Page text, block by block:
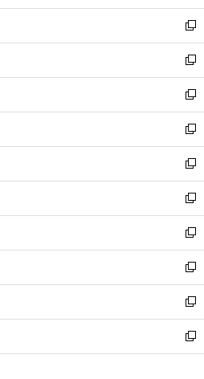
開
く
ウ
で
開
く
ン
ド
ウ
で
開
く
ウ
ィ
ン
ド
ウ
で
開
く
新
し
い
ウ
ィ
ン
ド
ウ
で
開
く
新
し
い
ウ
ィ
ン
ド
ウ
で
開
く
新
し
い
ウ
ィ
ン
ド
ウ
で
開
く
新
し
い
ウ
ィ
ン
ド
ウ
で
開
く
新
し
い
ウ
ィ
ン
ド
ウ
で
開
く
新
し
い
ウ
ィ
ン
ド
ウ
で
開
新
し
い
ウ
ィ
ン
ド
ウ
新
し
い
ウ
ィ
ン
新
し
い
ウ
新
し